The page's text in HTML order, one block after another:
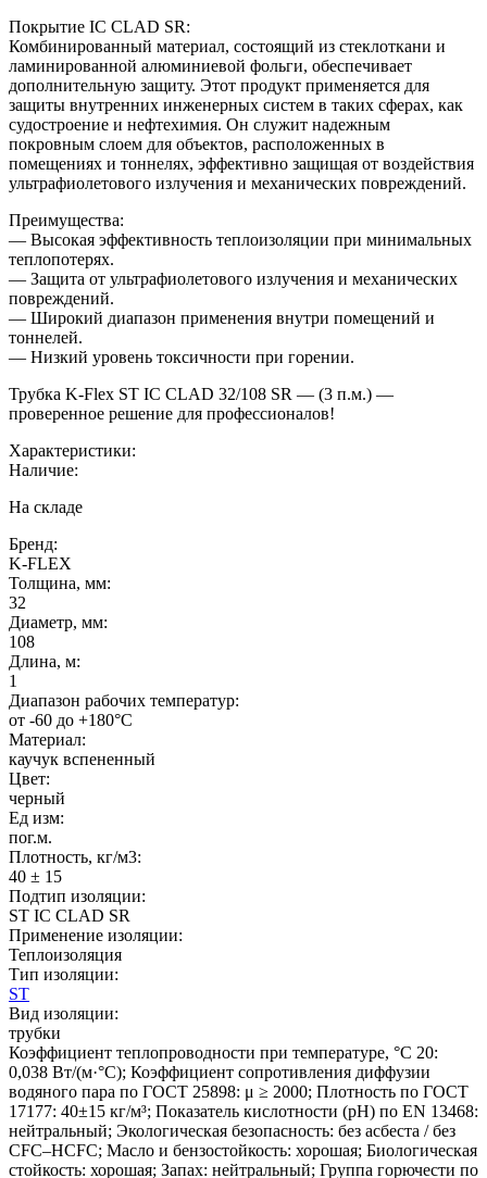
Покрытие IC CLAD SR:
Комбинированный материал, состоящий из стеклоткани и
ламинированной алюминиевой фольги, обеспечивает
дополнительную защиту. Этот продукт применяется для
защиты внутренних инженерных систем в таких сферах, как
судостроение и нефтехимия. Он служит надежным
покровным слоем для объектов, расположенных в
помещениях и тоннелях, эффективно защищая от воздействия
ультрафиолетового излучения и механических повреждений.
Преимущества:
— Высокая эффективность теплоизоляции при минимальных
теплопотерях.
— Защита от ультрафиолетового излучения и механических
повреждений.
— Широкий диапазон применения внутри помещений и
тоннелей.
— Низкий уровень токсичности при горении.
Трубка K-Flex ST IС CLAD 32/108 SR — (3 п.м.) —
проверенное решение для профессионалов!
Характеристики:
Наличие:
На складе
Бренд:
K-FLEX
Толщина, мм:
32
Диаметр, мм:
108
Длина, м:
1
Диапазон рабочих температур:
от -60 до +180°C
Материал:
каучук вспененный
Цвет:
черный
Ед изм:
пог.м.
Плотность, кг/м3:
40 ± 15
Подтип изоляции:
ST IC CLAD SR
Применение изоляции:
Теплоизоляция
Тип изоляции:
ST
Вид изоляции:
трубки
Коэффициент теплопроводности при температуре, °C 20:
0,038 Вт/(м·°C); Коэффициент сопротивления диффузии
водяного пара по ГОСТ 25898: μ ≥ 2000; Плотность по ГОСТ
17177: 40±15 кг/м³; Показатель кислотности (pH) по EN 13468:
нейтральный; Экологическая безопасность: без асбеста / без
CFC–HCFC; Масло и бензостойкость: хорошая; Биологическая
стойкость: хорошая; Запах: нейтральный; Группа горючести по